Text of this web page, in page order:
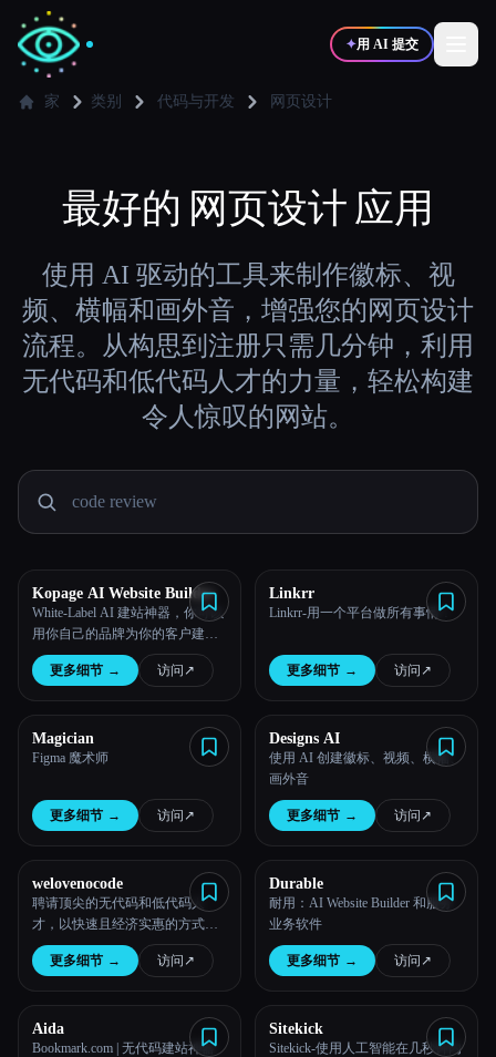
✦用 AI 提交
🎓 学生 🎬创作者
所有分类
关于
家 类别 代码与开发 网页设计
最好的 网页设计应用
使用 AI 驱动的工具来制作徽标、视
频、横幅和画外音，增强您的网页设计
流程。从构思到注册只需几分钟，利用
无代码和低代码人才的力量，轻松构建
令人惊叹的网站。
Kopage AI Website Builder
White-Label AI 建站神器，你可以
用你自己的品牌为你的客户建立
网站
更多细节 → 访问 ↗︎
Linkrr
Linkrr-用一个平台做所有事情！
更多细节 → 访问 ↗︎
Magician
Figma 魔术师
更多细节 → 访问 ↗︎
Designs AI
使用 AI 创建徽标、视频、横幅、
画外音
更多细节 → 访问 ↗︎
welovenocode
聘请顶尖的无代码和低代码人
才，以快速且经济实惠的方式构
建您的网站
更多细节 → 访问 ↗︎
Durable
耐用：AI Website Builder 和服务
业务软件
更多细节 → 访问 ↗︎
Aida
Bookmark.com | 无代码建站神器
Sitekick
Sitekick-使用人工智能在几秒钟内